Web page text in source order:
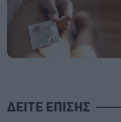
ΔΕΙΤΕ ΕΠΙΣΗΣ